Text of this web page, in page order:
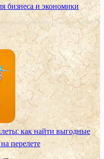
бизнеса и экономики
как найти выгодные
перелете